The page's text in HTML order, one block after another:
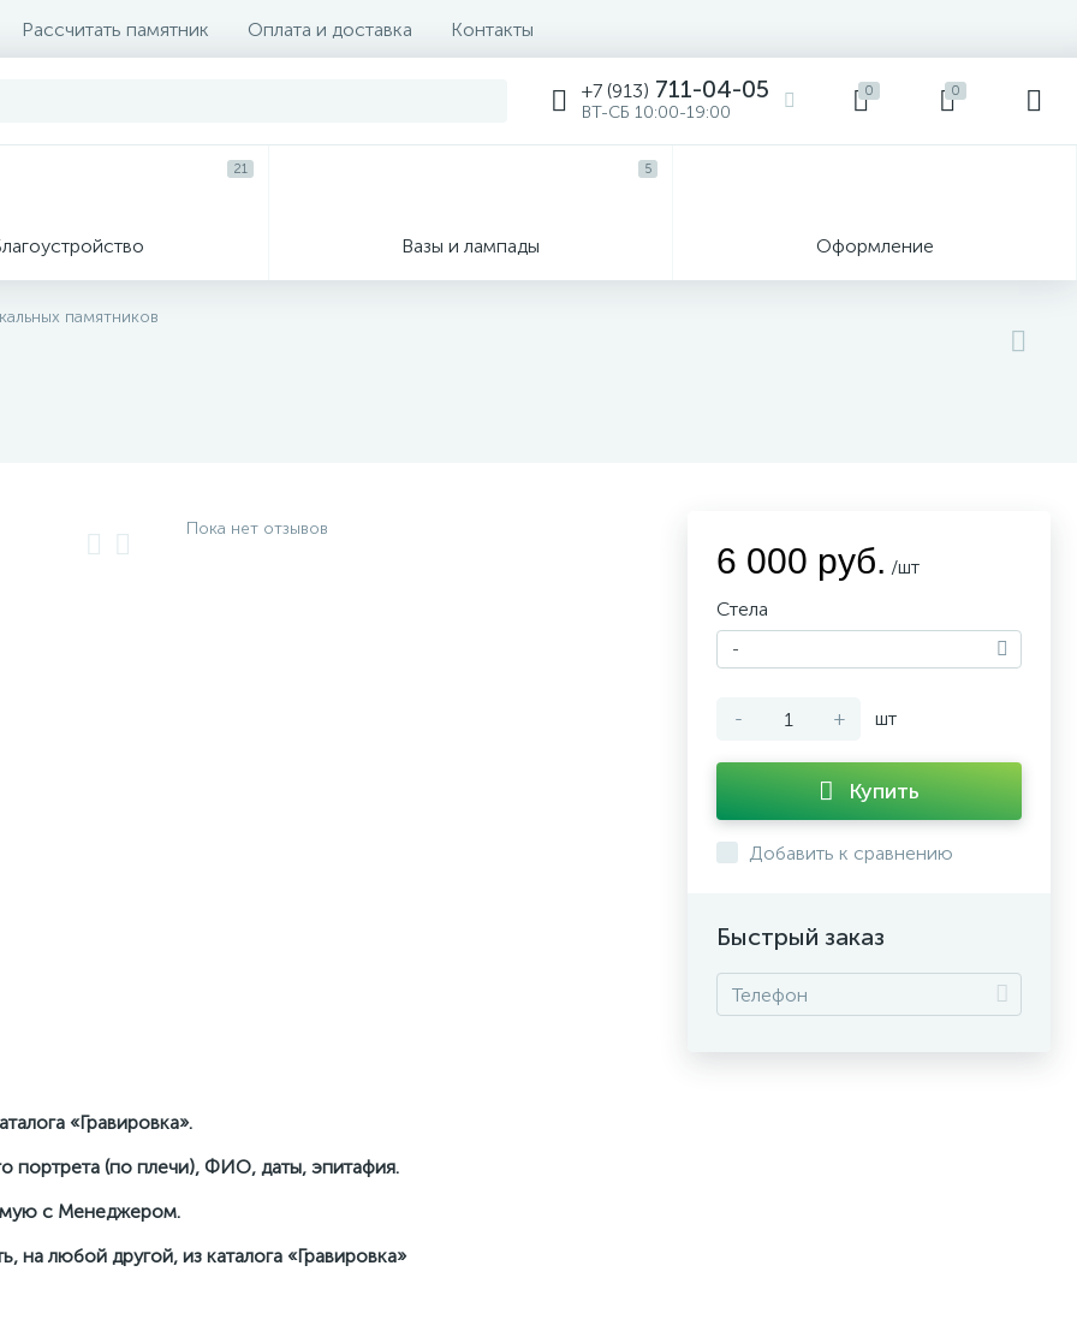
Рассчитать памятник Оплата и доставка Контакты
+7 (913) 711-04-05
ВТ-СБ 10:00-19:00
0 0
21
Вазы и лампады
5
Оформление
памятников
Пока нет отзывов
«Гравировка».
портрета (по плечи), ФИО, даты, эпитафия.
с Менеджером.
любой другой, из каталога «Гравировка»
6 000 руб. /шт
Стела
-
- + шт
Купить
Добавить к сравнению
Быстрый заказ